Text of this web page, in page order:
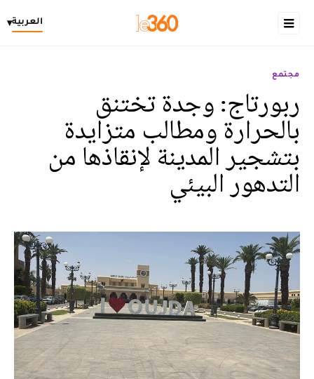
العربية▾
مجتمع
ربورتاج: وجدة تختنق
بالحرارة ومطالب متزايدة
بتشجير المدينة لإنقاذها من
التدهور البيئي